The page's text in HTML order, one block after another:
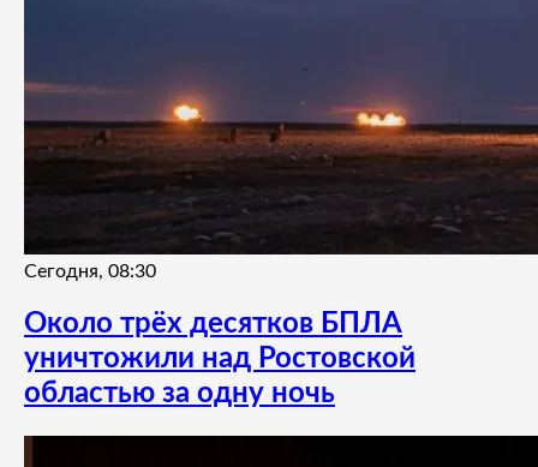
Сегодня, 08:30
Около трёх десятков БПЛА
уничтожили над Ростовской
областью за одну ночь